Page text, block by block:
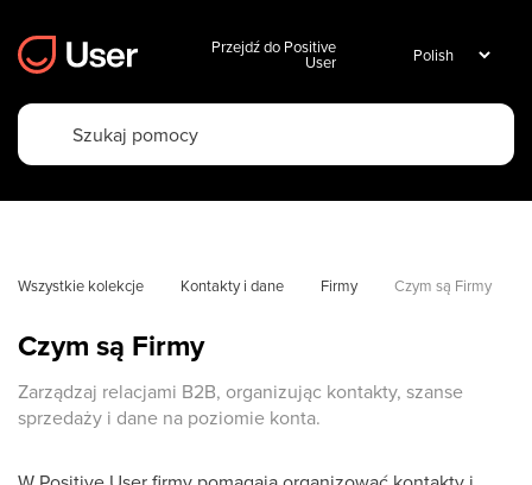
Przejdź do Positive
User
Wszystkie kolekcje Kontakty i dane Firmy Czym są Firmy
Czym są Firmy
Zarządzaj relacjami B2B, organizując kontakty, szanse
sprzedaży i dane na poziomie konta.